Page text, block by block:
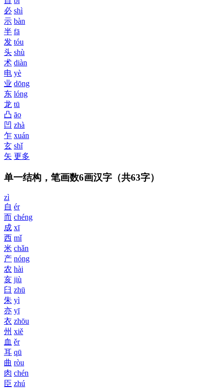
必 shì
示 bàn
半 fā
发 tóu
头 shù
术 diàn
电 yè
业 dōng
东 lóng
龙 tū
凸 āo
凹 zhà
乍 xuán
玄 shǐ
矢 更多
单一结构，笔画数6画汉字 （共63字）
zì
自 ér
而 chéng
成 xī
西 mǐ
米 chǎn
产 nóng
农 hài
亥 jiù
臼 zhū
朱 yì
亦 yī
衣 zhōu
州 xiě
血 ěr
耳 qū
曲 ròu
肉 chén
臣 zhú